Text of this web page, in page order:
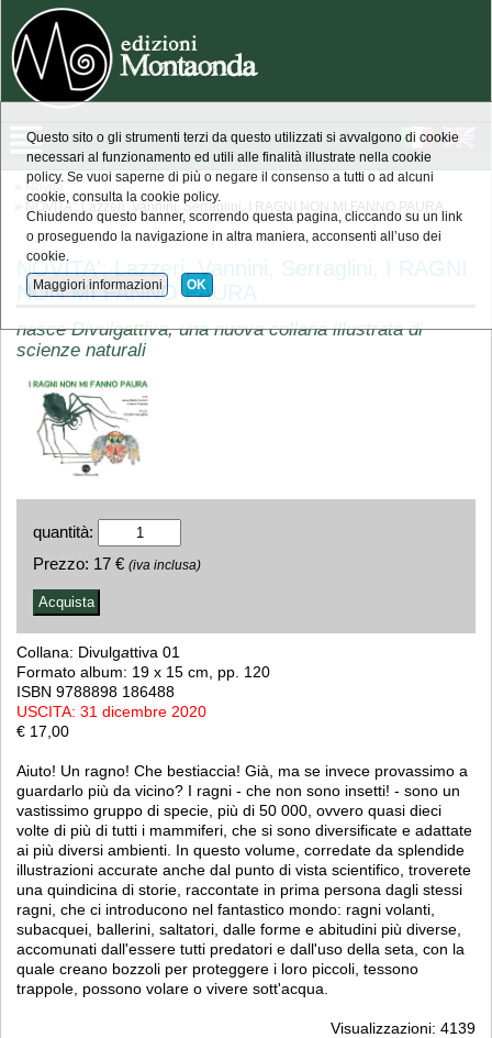
» Novità
» NOVITA': Lazzeri, Vannini, Serraglini, I RAGNI NON MI FANNO PAURA
NOVITA': Lazzeri, Vannini, Serraglini, I RAGNI
NON MI FANNO PAURA
nasce Divulgattiva, una nuova collana illustrata di
scienze naturali
quantità:
Prezzo: 17 € (iva inclusa)
Collana: Divulgattiva 01
Formato album: 19 x 15 cm, pp. 120
ISBN 9788898 186488
USCITA: 31 dicembre 2020
€ 17,00
Aiuto! Un ragno! Che bestiaccia! Già, ma se invece provassimo a
guardarlo più da vicino? I ragni - che non sono insetti! - sono un
vastissimo gruppo di specie, più di 50 000, ovvero quasi dieci
volte di più di tutti i mammiferi, che si sono diversificate e adattate
ai più diversi ambienti. In questo volume, corredate da splendide
illustrazioni accurate anche dal punto di vista scientifico, troverete
una quindicina di storie, raccontate in prima persona dagli stessi
ragni, che ci introducono nel fantastico mondo: ragni volanti,
subacquei, ballerini, saltatori, dalle forme e abitudini più diverse,
accomunati dall'essere tutti predatori e dall'uso della seta, con la
quale creano bozzoli per proteggere i loro piccoli, tessono
trappole, possono volare o vivere sott'acqua.
Visualizzazioni: 4139
Questo sito o gli strumenti terzi da questo utilizzati si avvalgono di cookie
necessari al funzionamento ed utili alle finalità illustrate nella cookie
policy. Se vuoi saperne di più o negare il consenso a tutti o ad alcuni
cookie, consulta la cookie policy.
Chiudendo questo banner, scorrendo questa pagina, cliccando su un link
o proseguendo la navigazione in altra maniera, acconsenti all’uso dei
cookie.
Maggiori informazioni OK